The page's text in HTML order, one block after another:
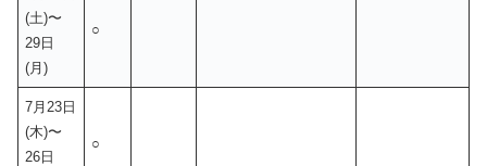
(土)〜
29日
(月)
○
7月23日
(木)〜
26日
○